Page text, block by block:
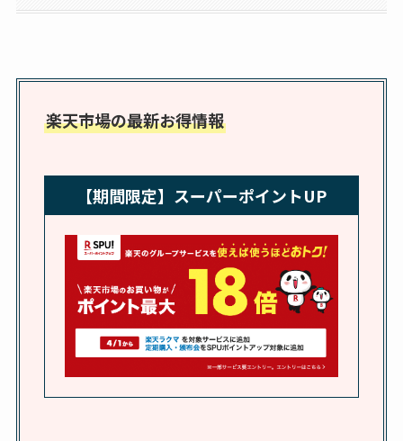
トなど販売店や安い
アクアテクトゲルが
こ？楽天・amazonで
れの口コミも調査
しまむら布団セット
の料金は？セール・
半額になるのはい
つ？激安販売店・通
販も調査
karseellはどこで売っ
楽天市場の最新お得情報
【期間限定】スーパーポイントUP